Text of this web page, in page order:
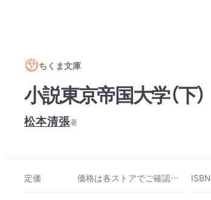
ちくま文庫
小説東京帝国大学（下）
松本清張著
定価 価格は各ストアでご確認ください ISBN